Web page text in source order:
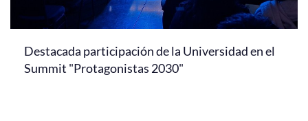
Destacada participación de la Universidad en el
Summit "Protagonistas 2030"